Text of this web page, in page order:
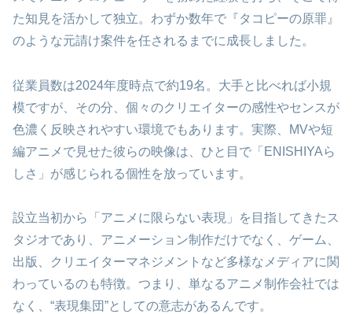
た知見を活かして独立。わずか数年で『タコピーの原罪』
のような元請け案件を任されるまでに成長しました。
従業員数は2024年度時点で約19名。大手と比べれば小規
模ですが、その分、個々のクリエイターの感性やセンスが
色濃く反映されやすい環境でもあります。実際、MVや短
編アニメで見せた彼らの映像は、ひと目で「ENISHIYAら
しさ」が感じられる個性を放っています。
設立当初から「アニメに限らない表現」を目指してきたス
タジオであり、アニメーション制作だけでなく、ゲーム、
出版、クリエイターマネジメントなど多様なメディアに関
わっているのも特徴。つまり、単なるアニメ制作会社では
なく、“表現集団”としての意志があるんです。